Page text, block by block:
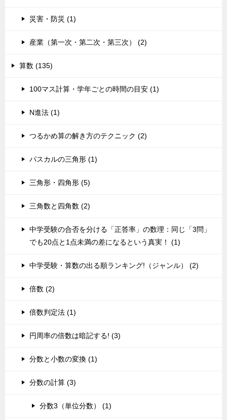
災害・防災 (1)
産業（第一次・第二次・第三次） (2)
算数 (135)
100マス計算・学年ごとの時間の目安 (1)
N進法 (1)
つるかめ算の解き方のテクニック (2)
パスカルの三角形 (1)
三角形・四角形 (5)
三角数と四角数 (2)
中学受験の合否を分ける「正答率」の数理：同じ「3問」
でも20点と1点未満の差になるという真実！ (1)
中学受験・算数の出る順ランキング!（ジャンル） (2)
倍数 (2)
倍数判定法 (1)
円周率の倍数は暗記する! (3)
分数と小数の変換 (1)
分数の計算 (3)
分数3（単位分数） (1)